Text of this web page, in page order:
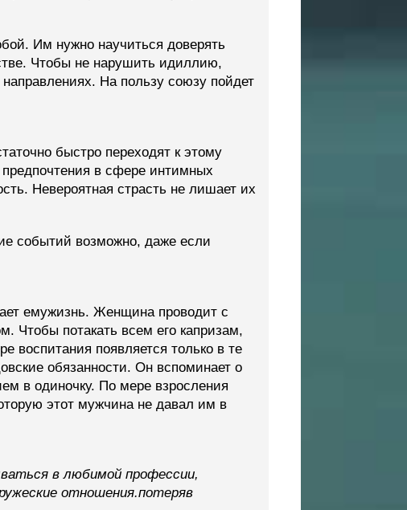
Им нужно научиться доверять
Чтобы не нарушить идиллию,
На пользу союзу пойдет
быстро переходят к этому
в сфере интимных
Невероятная страсть не лишает их
событий возможно, даже если
емужизнь. Женщина проводит с
Чтобы потакать всем его капризам,
воспитания появляется только в те
обязанности. Он вспоминает о
в одиночку. По мере взросления
этот мужчина не давал им в
в любимой профессии,
отношения.потеряв